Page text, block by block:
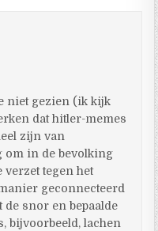
niet gezien (ik kijk
dat hitler-memes
zijn van
om in de bevolking
verzet tegen het
geconnecteerd
de snor en bepaalde
bijvoorbeeld, lachen